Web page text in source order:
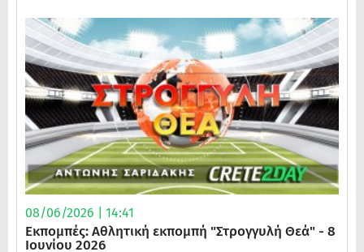
08/06/2026 | 14:41
Εκπομπές: Αθλητική εκπομπή "Στρογγυλή Θεά" - 8
Ιουνίου 2026